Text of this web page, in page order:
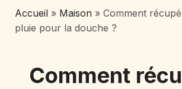
Accueil » Maison » Comment
pluie pour la douche ?
Comment